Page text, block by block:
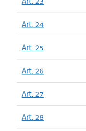
Art. 24
Art. 25
Art. 26
Art. 27
Art. 28